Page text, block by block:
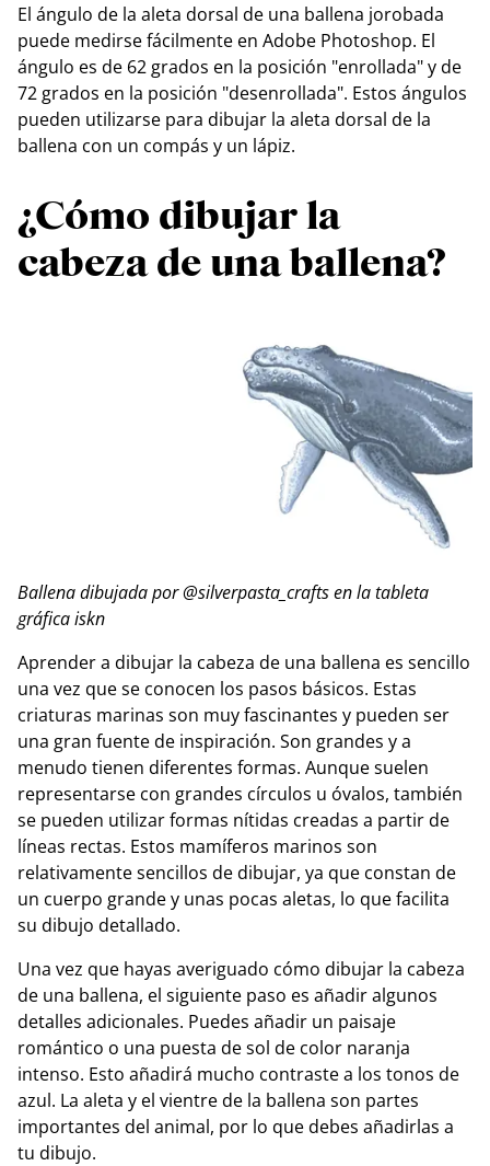
El ángulo de la aleta dorsal de una ballena jorobada
puede medirse fácilmente en Adobe Photoshop. El
ángulo es de 62 grados en la posición "enrollada" y de
72 grados en la posición "desenrollada". Estos ángulos
pueden utilizarse para dibujar la aleta dorsal de la
ballena con un compás y un lápiz.
¿Cómo dibujar la
cabeza de una ballena?
Ballena dibujada por @silverpasta_crafts en la tableta
gráfica iskn
Aprender a dibujar la cabeza de una ballena es sencillo
una vez que se conocen los pasos básicos. Estas
criaturas marinas son muy fascinantes y pueden ser
una gran fuente de inspiración. Son grandes y a
menudo tienen diferentes formas. Aunque suelen
representarse con grandes círculos u óvalos, también
se pueden utilizar formas nítidas creadas a partir de
líneas rectas. Estos mamíferos marinos son
relativamente sencillos de dibujar, ya que constan de
un cuerpo grande y unas pocas aletas, lo que facilita
su dibujo detallado.
Una vez que hayas averiguado cómo dibujar la cabeza
de una ballena, el siguiente paso es añadir algunos
detalles adicionales. Puedes añadir un paisaje
romántico o una puesta de sol de color naranja
intenso. Esto añadirá mucho contraste a los tonos de
azul. La aleta y el vientre de la ballena son partes
importantes del animal, por lo que debes añadirlas a
tu dibujo.